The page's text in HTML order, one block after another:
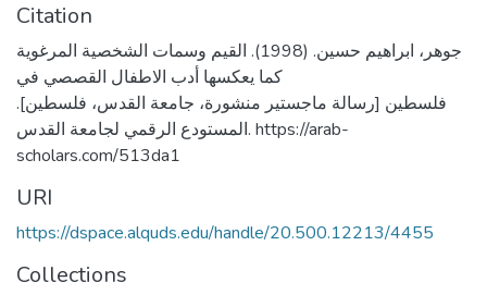
Citation
جوهر، ابراهيم حسين. (1998). القيم وسمات الشخصية المرغوية
كما يعكسها أدب الاطفال القصصي في
فلسطين [رسالة ماجستير منشورة، جامعة القدس، فلسطين].
المستودع الرقمي لجامعة القدس. https://arab-
scholars.com/513da1
URI
https://dspace.alquds.edu/handle/20.500.12213/4455
Collections